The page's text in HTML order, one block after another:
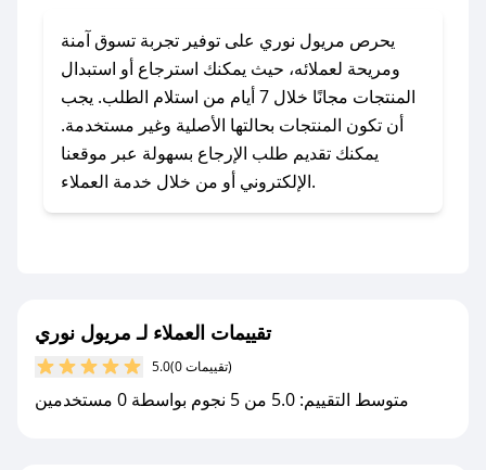
### كيف تحصل على كوبونات خصم حصرية من
مريول نوري؟
للحصول على كوبونات وخصومات حصرية، قم بما
يلي:
- اضغط على أيقونة متابعة لمتجر مريول نوري في
جديد.
مع صحصح، تسوق بذكاء ووفّر على كل مشترياتك مع
كوبونات خصم حصرية من مريول نوري!
يحرص مريول نوري على توفير تجربة تسوق آمنة
ومريحة لعملائه، حيث يمكنك استرجاع أو استبدال
المنتجات مجانًا خلال 7 أيام من استلام الطلب. يجب
أن تكون المنتجات بحالتها الأصلية وغير مستخدمة.
يمكنك تقديم طلب الإرجاع بسهولة عبر موقعنا
الإلكتروني أو من خلال خدمة العملاء.
تقييمات العملاء لـ مريول نوري
5.0 (0 تقييمات)
متوسط التقييم: 5.0 من 5 نجوم بواسطة 0 مستخدمين